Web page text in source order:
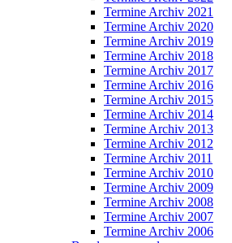
Termine Archiv 2021
Termine Archiv 2020
Termine Archiv 2019
Termine Archiv 2018
Termine Archiv 2017
Termine Archiv 2016
Termine Archiv 2015
Termine Archiv 2014
Termine Archiv 2013
Termine Archiv 2012
Termine Archiv 2011
Termine Archiv 2010
Termine Archiv 2009
Termine Archiv 2008
Termine Archiv 2007
Termine Archiv 2006